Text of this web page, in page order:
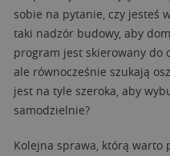
sobie na pytanie, czy jesteś
taki nadzór budowy, aby
program jest skierowany do
ale równocześnie szukają
jest na tyle szeroka, aby
samodzielnie?
Kolejna sprawa, którą warto